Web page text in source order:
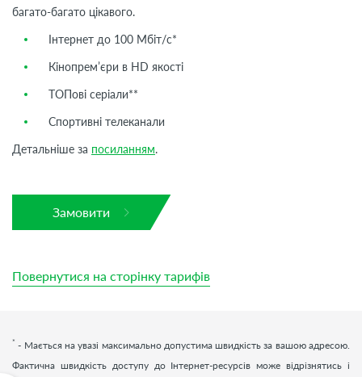
багато-багато цікавого.
Інтернет до 100 Мбіт/с*
Кінопрем’єри в HD якості
ТОПові серіали**
Спортивні телеканали
Детальніше за посиланням.
Замовити
Повернутися на сторінку тарифів
* - Мається на увазі максимально допустима швидкість за вашою адресою.
Фактична швидкість доступу до Інтернет-ресурсів може відрізнятись і